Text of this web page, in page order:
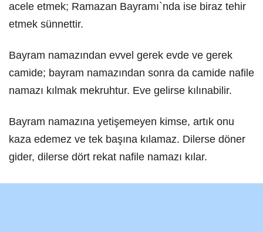
acele etmek; Ramazan Bayramı`nda ise biraz tehir
etmek sünnettir.
Bayram namazından evvel gerek evde ve gerek
camide; bayram namazından sonra da camide nafile
namazı kılmak mekruhtur. Eve gelirse kılınabilir.
Bayram namazına yetişemeyen kimse, artık onu
kaza edemez ve tek başına kılamaz. Dilerse döner
gider, dilerse dört rekat nafile namazı kılar.